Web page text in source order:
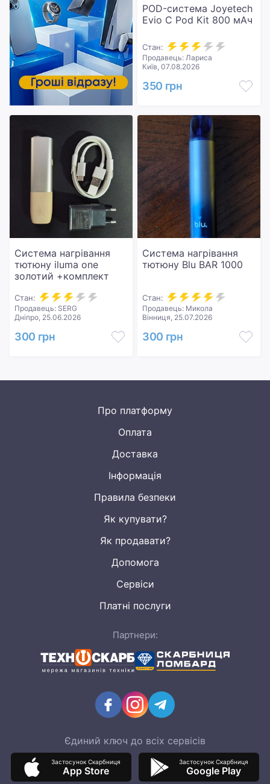
POD-система Joyetech
Evio C Pod Kit 800 мАч
Стан:
Продавець: Лариса
Київ, 07.08.2026
350 грн
Система нагрівання
тютюну iluma one
золотий +комплект
Стан:
Продавець: SERG
Дніпро, 25.06.2026
300 грн
Система нагрівання
тютюну Blu BAR 1000
Стан:
Продавець: Микола
Вінниця, 25.07.2026
300 грн
Про платформу
Оплата
Доставка
Інформація
Правила безпеки
Як купувати?
Як продавати?
Допомога
Сервіси
Платні послуги
Партнери:
Єдиний ключ до всіх сервісів
Застосунок Скарбниця
App Store
Застосунок Скарбниця
Google Play